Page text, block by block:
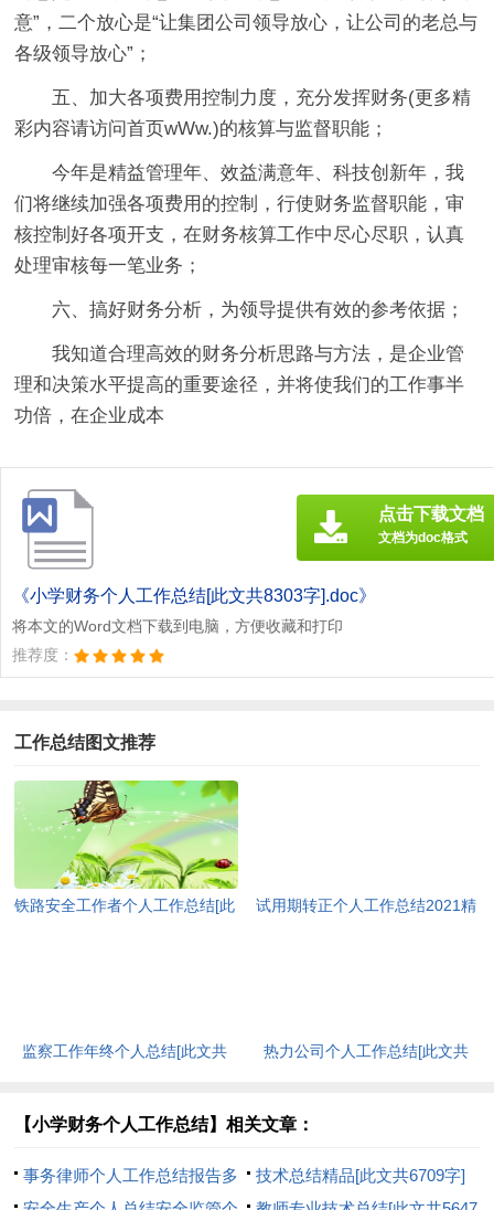
意”，二个放心是“让集团公司领导放心，让公司的老总与
各级领导放心”；
五、加大各项费用控制力度，充分发挥财务(更多精
彩内容请访问首页wWw.)的核算与监督职能；
今年是精益管理年、效益满意年、科技创新年，我
们将继续加强各项费用的控制，行使财务监督职能，审
核控制好各项开支，在财务核算工作中尽心尽职，认真
处理审核每一笔业务；
六、搞好财务分析，为领导提供有效的参考依据；
我知道合理高效的财务分析思路与方法，是企业管
理和决策水平提高的重要途径，并将使我们的工作事半
功倍，在企业成本
《小学财务个人工作总结[此文共8303字].doc》
将本文的Word文档下载到电脑，方便收藏和打印
推荐度：
点击下载文档
文档为doc格式
工作总结图文推荐
铁路安全工作者个人工作总结[此
试用期转正个人工作总结2021精
监察工作年终个人总结[此文共
热力公司个人工作总结[此文共
【小学财务个人工作总结】相关文章：
事务律师个人工作总结报告多
技术总结精品[此文共6709字]